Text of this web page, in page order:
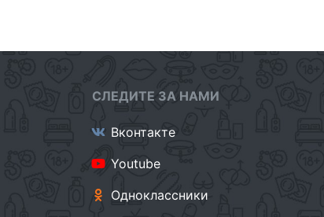
СЛЕДИТЕ ЗА НАМИ
Вконтакте
Youtube
Одноклассники